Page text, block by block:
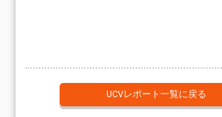
UCVレポート一覧に戻る